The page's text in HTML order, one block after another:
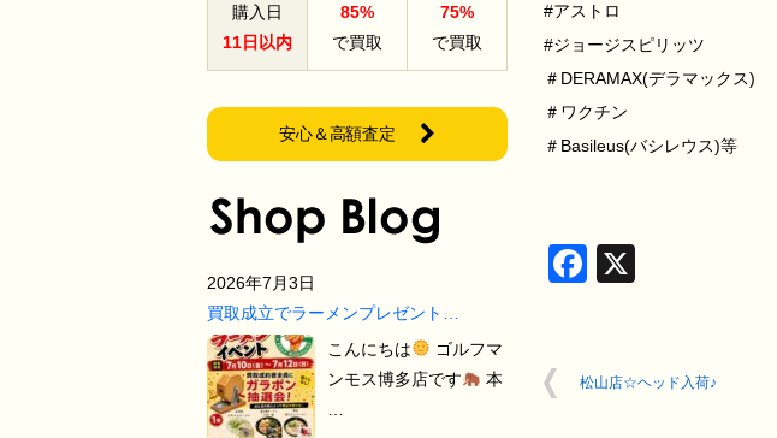
#アストロ
#ジョージスピリッツ
＃DERAMAX(デラマックス)
＃ワクチン
＃Basileus(バシレウス)等
Facebook
松山店☆ヘッド入荷♪
購入日
11日以内
85%
で買取
75%
で買取
安心＆高額査定
2026年7月3日
買取成立でラーメンプレゼント…
こんにちは
ゴルフマ
ンモス博多店です
本